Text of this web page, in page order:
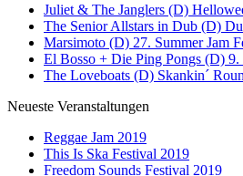
Juliet & The Janglers (D)
The Senior Allstars in Dub (D)
Marsimoto (D) 27. Summer Jam
El Bosso + Die Ping Pongs (D)
The Loveboats (D) Skankin´
Neueste Veranstaltungen
Reggae Jam 2019
This Is Ska Festival 2019
Freedom Sounds Festival 2019